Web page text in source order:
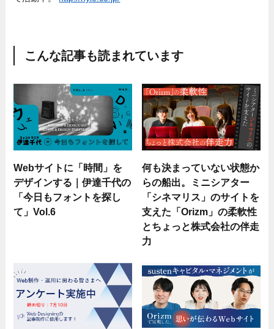
こんな記事も読まれています
Webサイトに「時間」を
デザインする｜伊達千代の
「今日もフォントを探し
て」Vol.6
何も決まっていない状態か
らの船出。ミニシアター
「シネマリス」のサイトを
支えた「Orizm」の柔軟性
とちょっと株式会社の伴走
力